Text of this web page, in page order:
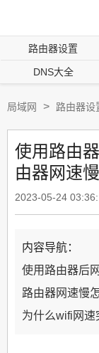
路由器设置
DNS大全
局域网 > 路由器设
使用路由
由器网速
2023-05-24
内容导航：
使用路由器后
路由器网速慢
为什么wifi网速